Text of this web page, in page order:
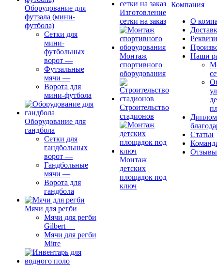
Оборудование для
футзала (мини-
футбола)
Сетки для
мини-
футбольных
ворот —
Футзальные
мячи —
Ворота для
мини-футбола
Оборудование для
гандбола
Сетки для
гандбольных
ворот —
Гандбольные
мячи —
Ворота для
гандбола
Мячи для регби
Мячи для регби
Gilbert —
Мячи для регби
Mitre
Изготовление
сетки на заказ
Монтаж
спортивного
оборудования
Строительство
стадионов
Монтаж
детских
площадок под
ключ
Компания
О
Наши
Статьи
Отзывы